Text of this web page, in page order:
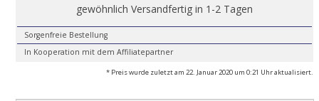
gewöhnlich Versandfertig in 1-2 Tagen
Sorgenfreie Bestellung
In Kooperation mit dem Affiliatepartner
* Preis wurde zuletzt am 22. Januar 2020 um 0:21 Uhr aktualisiert.